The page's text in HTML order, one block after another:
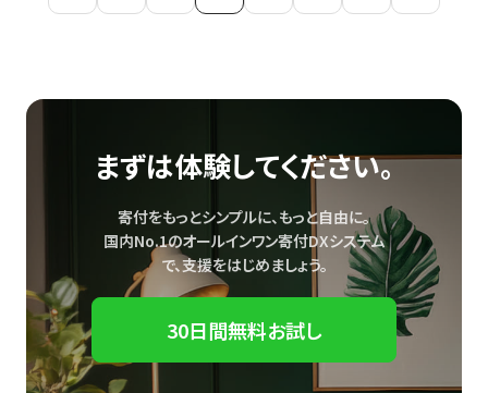
まずは体験してください。
寄付をもっとシンプルに、もっと自由に。
国内No.1のオールインワン寄付DXシステム
で、支援をはじめましょう。
30日間無料お試し